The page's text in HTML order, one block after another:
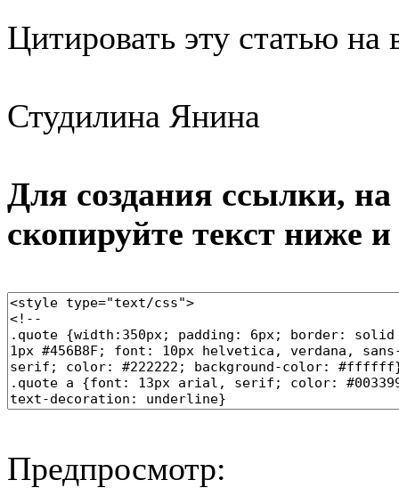
Цитировать эту статью на
Студилина Янина
Для создания ссылки,
скопируйте текст ниже
Предпросмотр: